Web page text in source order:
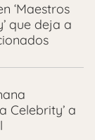
‘Maestros
que deja a
Celebrity’ a